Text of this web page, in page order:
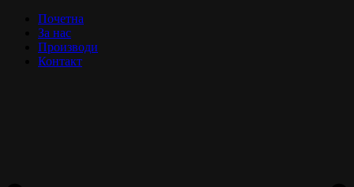
Почетна
За нас
Производи
Контакт